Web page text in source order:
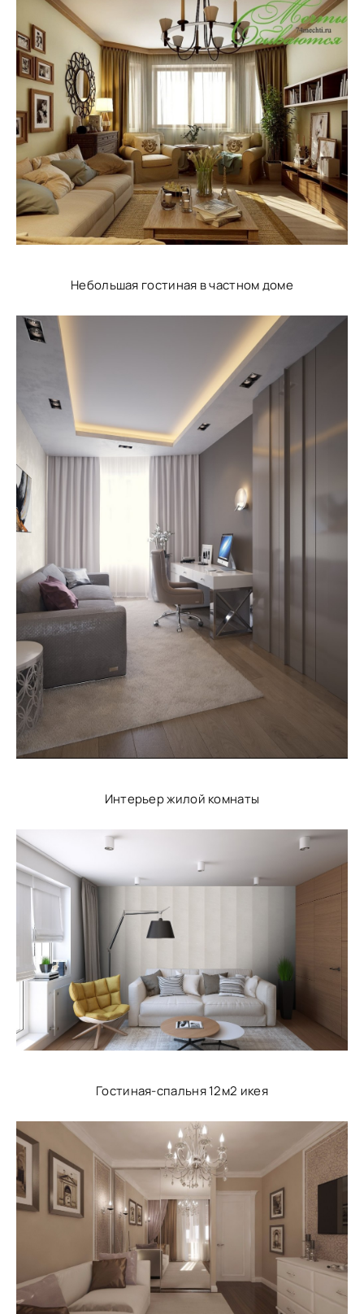
Небольшая гостиная в частном доме
Интерьер жилой комнаты
Гостиная-спальня 12м2 икея